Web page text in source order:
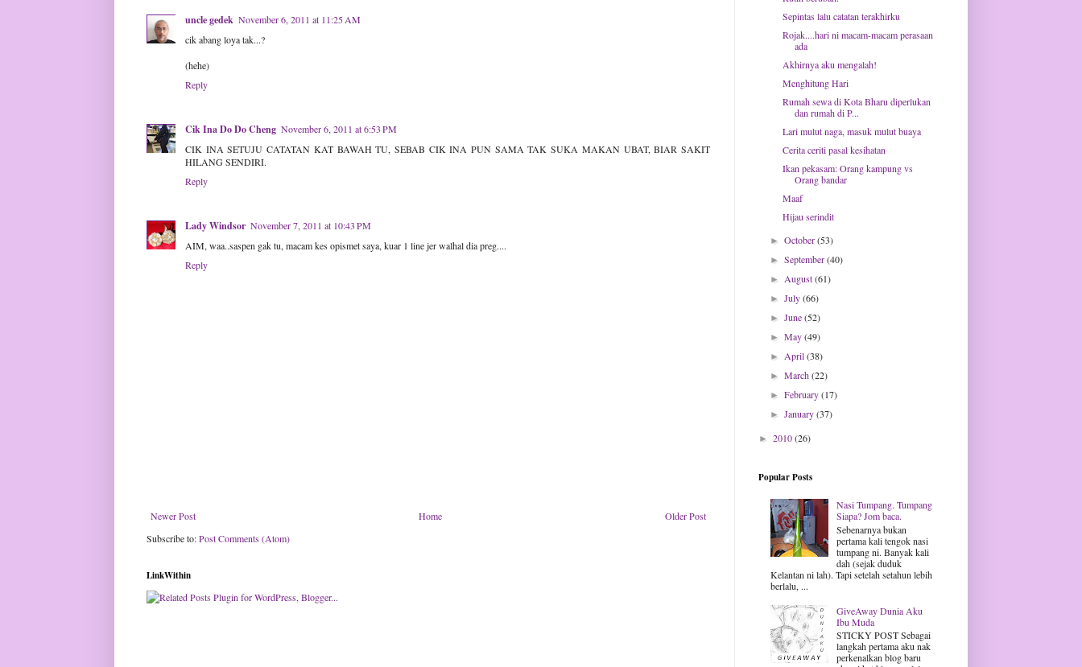
uncle gedek November 6, 2011 at 11:25 AM
cik abang loya tak...?
(hehe)
Reply
Cik Ina Do Do Cheng November 6, 2011 at 6:53 PM
CIK INA SETUJU CATATAN KAT BAWAH TU, SEBAB CIK INA PUN SAMA TAK SUKA MAKAN UBAT, BIAR SAKIT
HILANG SENDIRI.
Reply
Lady Windsor November 7, 2011 at 10:43 PM
AIM, waa..saspen gak tu, macam kes opismet saya, kuar 1 line jer walhal dia preg....
Reply
Newer Post Older Post
Home
Subscribe to:Post Comments (Atom)
LinkWithin
Sepintas lalu catatan terakhirku
Rojak....hari ni macam-macam perasaan
ada
Akhirnya aku mengalah!
Menghitung Hari
Rumah sewa di Kota Bharu diperlukan
dan rumah di P...
Lari mulut naga, masuk mulut buaya
Cerita ceriti pasal kesihatan
Ikan pekasam: Orang kampung vs
Orang bandar
Maaf
Hijau serindit
►October(53)
►September(40)
►August(61)
►July(66)
►June(52)
►May(49)
►April(38)
►March(22)
►February(17)
►January(37)
► 2010(26)
Popular Posts
Nasi Tumpang. Tumpang
Siapa? Jom baca.
Sebenarnya bukan
pertama kali tengok nasi
tumpang ni. Banyak kali
dah (sejak duduk
Kelantan ni lah). Tapi setelah setahun lebih
berlalu, ...
GiveAway Dunia Aku
Ibu Muda
STICKY POST Sebagai
langkah pertama aku nak
perkenalkan blog baru